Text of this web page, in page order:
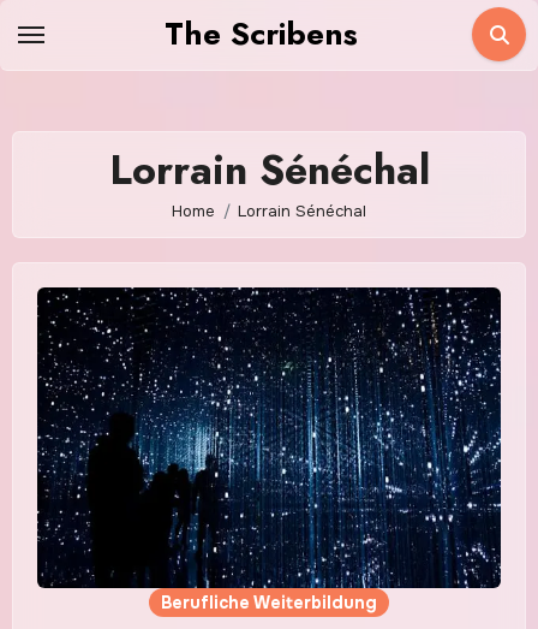
The Scribens
Lorrain Sénéchal
Home Lorrain Sénéchal
Berufliche Weiterbildung